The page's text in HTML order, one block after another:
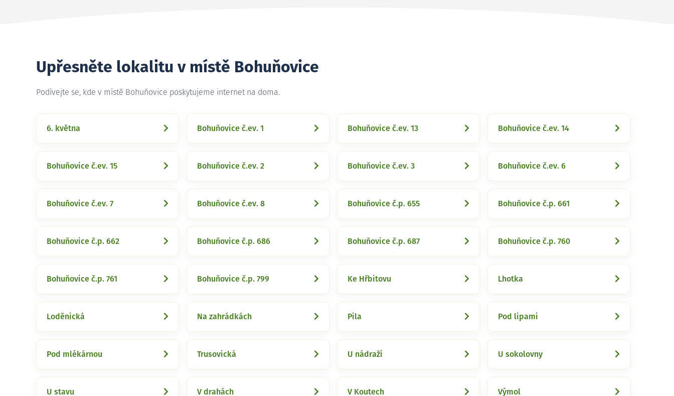
Upřesněte lokalitu v místě Bohuňovice
Podívejte se, kde v místě Bohuňovice poskytujeme internet na doma.
6. května Bohuňovice č.ev. 1 Bohuňovice č.ev. 13 Bohuňovice č.ev. 14
Bohuňovice č.ev. 15 Bohuňovice č.ev. 2 Bohuňovice č.ev. 3 Bohuňovice č.ev. 6
Bohuňovice č.ev. 7 Bohuňovice č.ev. 8 Bohuňovice č.p. 655 Bohuňovice č.p. 661
Bohuňovice č.p. 662 Bohuňovice č.p. 686 Bohuňovice č.p. 687 Bohuňovice č.p. 760
Bohuňovice č.p. 761 Bohuňovice č.p. 799 Ke Hřbitovu Lhotka
Loděnická Na zahrádkách Pila Pod lipami
Pod mlékárnou Trusovická U nádraží U sokolovny
U stavu V drahách V Koutech Výmol